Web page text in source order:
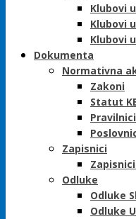
Klubovi
Klubovi
Klubovi
Dokumenta
Normativna
Zakoni
Statut
Pravilnici
Zapisnici
Odluke
Odluke
Odluke